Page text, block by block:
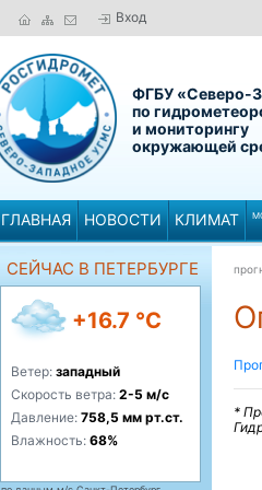
Вход
ФГБУ «Северо-
по
и мониторингу
окружающей
ГЛАВНАЯ НОВОСТИ КЛИМАТ
СЕЙЧАС В ПЕТЕРБУРГЕ
+16.7 °C
Ветер: западный
Скорость ветра: 2-5 м/с
Давление: 758,5 мм рт.ст.
Влажность: 68%
*